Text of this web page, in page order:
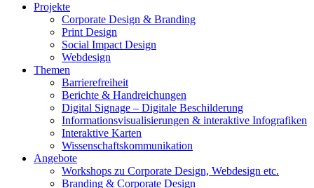
Projekte
Corporate Design & Branding
Print Design
Social Impact Design
Webdesign
Themen
Barrierefreiheit
Berichte & Handreichungen
Digital Signage – Digitale Beschilderung
Informationsvisualisierungen & interaktive Infografiken
Interaktive Karten
Wissenschaftskommunikation
Angebote
Workshops zu Corporate Design, Webdesign etc.
Branding & Corporate Design